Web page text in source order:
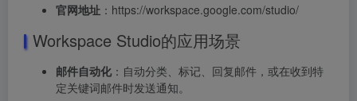
官网地址 ：https://workspace.google.com/studio/
Workspace Studio的应用场景
邮件自动化 ：自动分类、标记、回复邮件，或在收到特
定关键词邮件时发送通知。